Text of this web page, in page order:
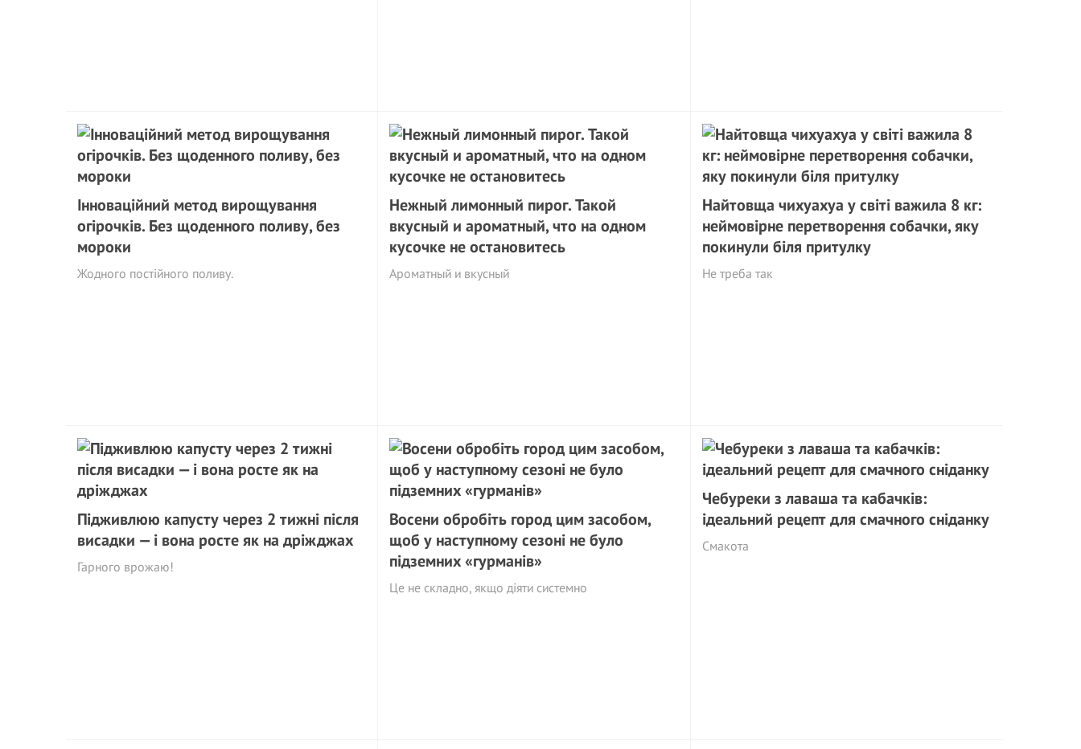
Інноваційний метод вирощування
огірочків. Без щоденного поливу, без
мороки
Жодного постійного поливу.
Нежный лимонный пирог. Такой
вкусный и ароматный, что на одном
кусочке не остановитесь
Ароматный и вкусный
Найтовща чихуахуа у світі важила 8 кг:
неймовірне перетворення собачки, яку
покинули біля притулку
Не треба так
Підживлюю капусту через 2 тижні після
висадки — і вона росте як на дріжджах
Гарного врожаю!
Восени обробіть город цим засобом,
щоб у наступному сезоні не було
підземних «гурманів»
Це не складно, якщо діяти системно
Чебуреки з лаваша та кабачків:
ідеальний рецепт для смачного сніданку
Смакота